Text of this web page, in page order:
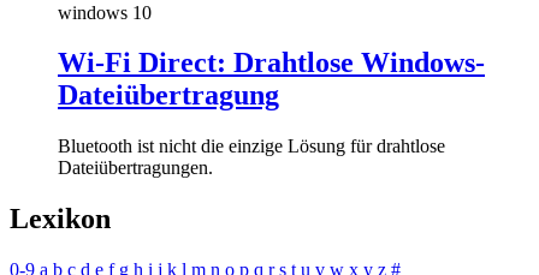
windows 10
Wi-Fi Direct: Drahtlose Windows-
Dateiübertragung
Bluetooth ist nicht die einzige Lösung für drahtlose
Dateiübertragungen.
Lexikon
0-9 a b c d e f g h i j k l m n o p q r s t u v w x y z #